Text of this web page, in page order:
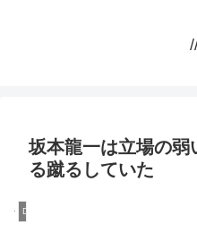
坂本龍一は立場の弱
る蹴るしていた
DQN